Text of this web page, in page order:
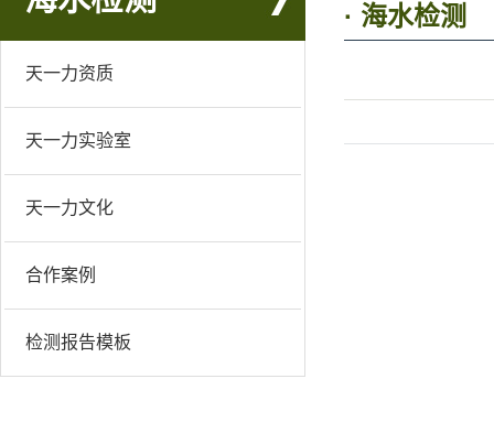
天一力资质
天一力实验室
天一力文化
合作案例
检测报告模板
· 海水检测